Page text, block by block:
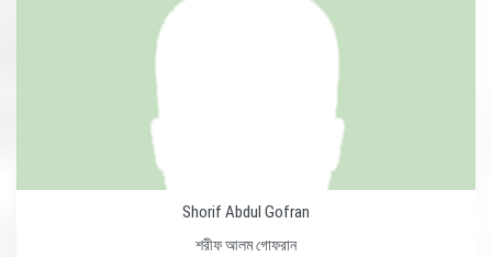
Shorif Abdul Gofran
শরীফ আলম গোফরান